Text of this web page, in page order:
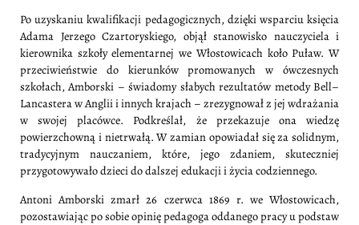
Po uzyskaniu kwalifikacji pedagogicznych, dzięki wsparciu księcia
Adama Jerzego Czartoryskiego, objął stanowisko nauczyciela i
kierownika szkoły elementarnej we Włostowicach koło Puław. W
przeciwieństwie do kierunków promowanych w ówczesnych
szkołach, Amborski – świadomy słabych rezultatów metody Bell–
Lancastera w Anglii i innych krajach – zrezygnował z jej wdrażania
w swojej placówce. Podkreślał, że przekazuje ona wiedzę
powierzchowną i nietrwałą. W zamian opowiadał się za solidnym,
tradycyjnym nauczaniem, które, jego zdaniem, skuteczniej
przygotowywało dzieci do dalszej edukacji i życia codziennego.
Antoni Amborski zmarł 26 czerwca 1869 r. we Włostowicach,
pozostawiając po sobie opinię pedagoga oddanego pracy u podstaw